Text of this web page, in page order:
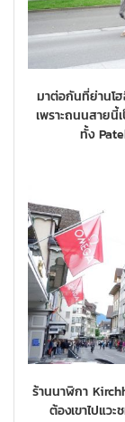
มาต่อกันที่ย่านโ
เพราะถนนสาย
ทั้ง
ร้านนาฬิกา
ต้องเขาไปแว